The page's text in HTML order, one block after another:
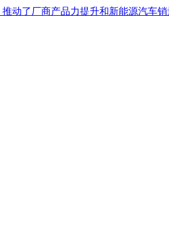
动了厂商产品力提升和新能源汽车